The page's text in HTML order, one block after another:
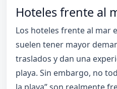
Hoteles frente al
Los hoteles frente al mar
suelen tener mayor
traslados y dan una
playa. Sin embargo, no